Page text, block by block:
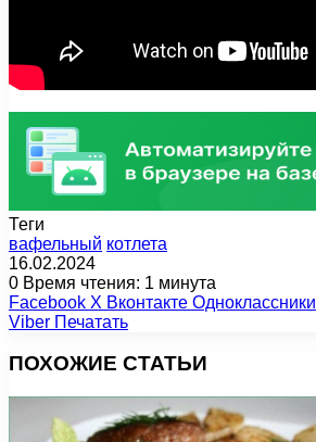
Теги
вафельный котлета
16.02.2024
0 Время чтения: 1 минута
Facebook X Вконтакте Одноклассники
Viber Печатать
ПОХОЖИЕ СТАТЬИ